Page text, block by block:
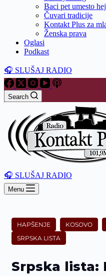
Baci pet umesto
Čuvari tradicije
Kontakt Plus za
Ženska prava
Oglasi
Podkast
🎧 SLUŠAJ RADIO
Search
🎧 SLUŠAJ RADIO
Menu
HAPŠENJE KOSOVO
SRPSKA LISTA
Srpska lista: